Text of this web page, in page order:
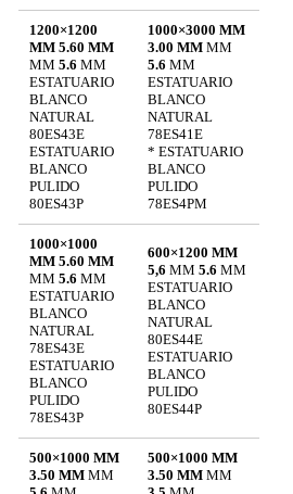
1200×1200
MM 5.60 MM
MM 5.6 MM
ESTATUARIO
BLANCO
NATURAL
80ES43E
ESTATUARIO
BLANCO
PULIDO
80ES43P
1000×3000 MM
3.00 MMMM
5.6 MM
ESTATUARIO
BLANCO
NATURAL
78ES41E
* ESTATUARIO
BLANCO
PULIDO
78ES4PM
1000×1000
MM 5.60 MM
MM 5.6 MM
ESTATUARIO
BLANCO
NATURAL
78ES43E
ESTATUARIO
BLANCO
PULIDO
78ES43P
600×1200 MM
5,6 MM 5.6 MM
ESTATUARIO
BLANCO
NATURAL
80ES44E
ESTATUARIO
BLANCO
PULIDO
80ES44P
500×1000 MM
3.50 MMMM
500×1000 MM
3.50 MMMM